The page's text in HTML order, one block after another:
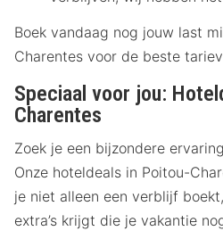
Boek vandaag nog jouw last
Charentes voor de beste
Speciaal voor jou:
Charentes
Zoek je een bijzondere
Onze hoteldeals in Poitou-
je niet alleen een verblijf
extra’s krijgt die je vakantie